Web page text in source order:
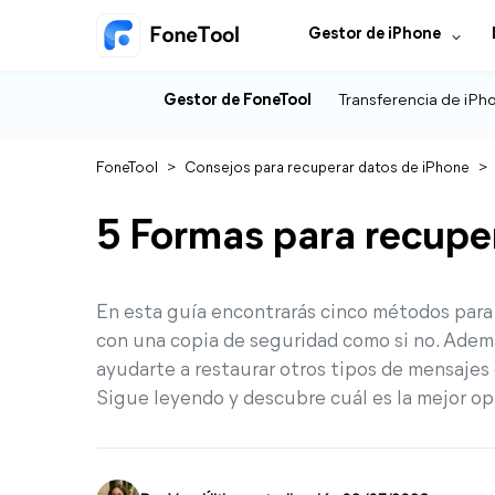
Gestor de iPhone
Gestor de FoneTool Transferencia de
FoneTool > Consejos para recuperar datos de iPhone >
5 Formas para
En esta guía encontrarás cinco métodos
con una copia de seguridad como si no.
ayudarte a restaurar otros tipos de
Sigue leyendo y descubre cuál es la mejor